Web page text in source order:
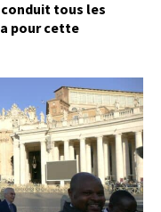
conduit tous les
pour cette